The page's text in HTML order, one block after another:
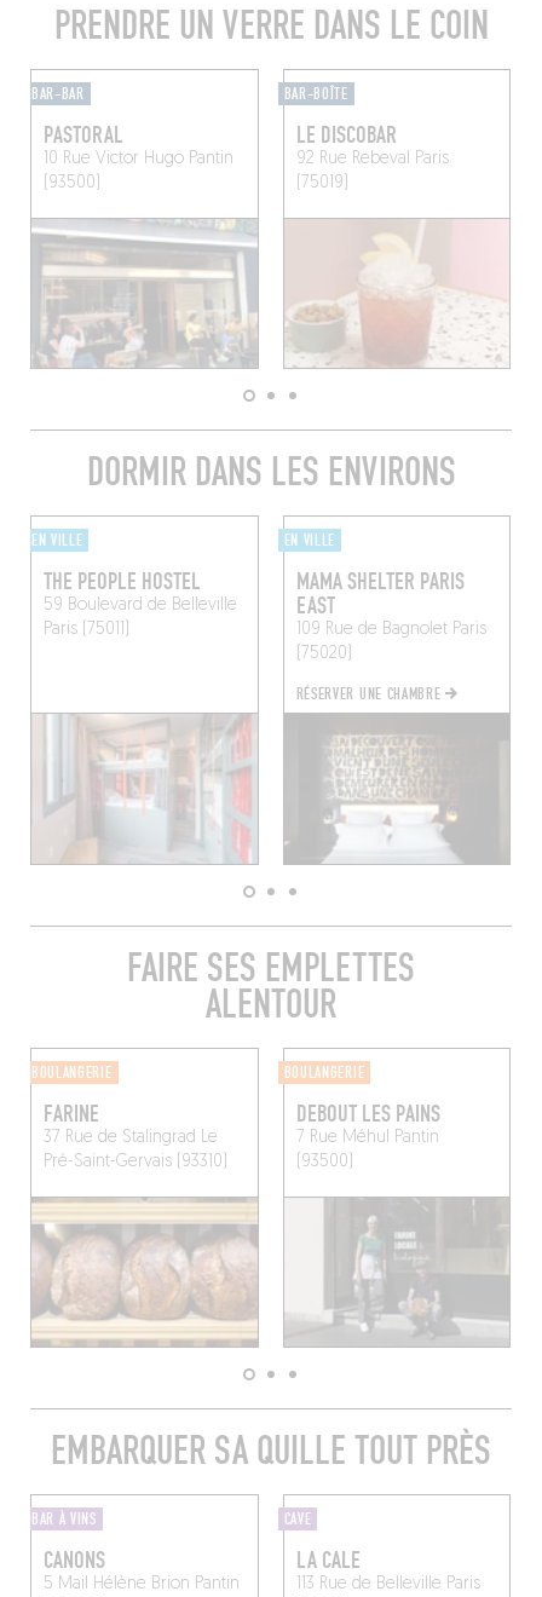
PRENDRE UN VERRE DANS LE COIN
BAR-BAR
PASTORAL
10 Rue Victor HugoPantin
(93500)
BAR-BOÎTE
LE DISCOBAR
92 Rue Rebeval
Paris
(75019)
DORMIR DANS LES ENVIRONS
EN VILLE
THE PEOPLE HOSTEL
59 Boulevard de Belleville
Paris (75011)
EN VILLE
MAMA SHELTER PARIS
EAST
109 Rue de BagnoletParis
(75020)
RÉSERVER UNE CHAMBRE
FAIRE SES EMPLETTES
ALENTOUR
BOULANGERIE
FARINE
37 Rue de Stalingrad Le
Pré-Saint-Gervais (93310)
BOULANGERIE
DEBOUT LES PAINS
7 Rue Méhul
Pantin
(93500)
EMBARQUER SA QUILLE TOUT PRÈS
BAR À VINS
CANONS
5 Mail Hélène Brion Pantin
CAVE
LA CALE
113 Rue de Belleville Paris